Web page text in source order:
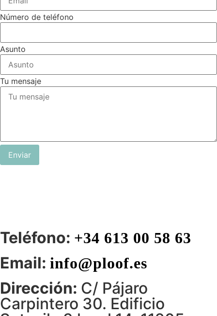
Número de teléfono
Asunto
Tu mensaje
Enviar
Teléfono: +34 613 00 58 63
Email: info@ploof.es
Dirección: C/ Pájaro
Carpintero 30. Edificio